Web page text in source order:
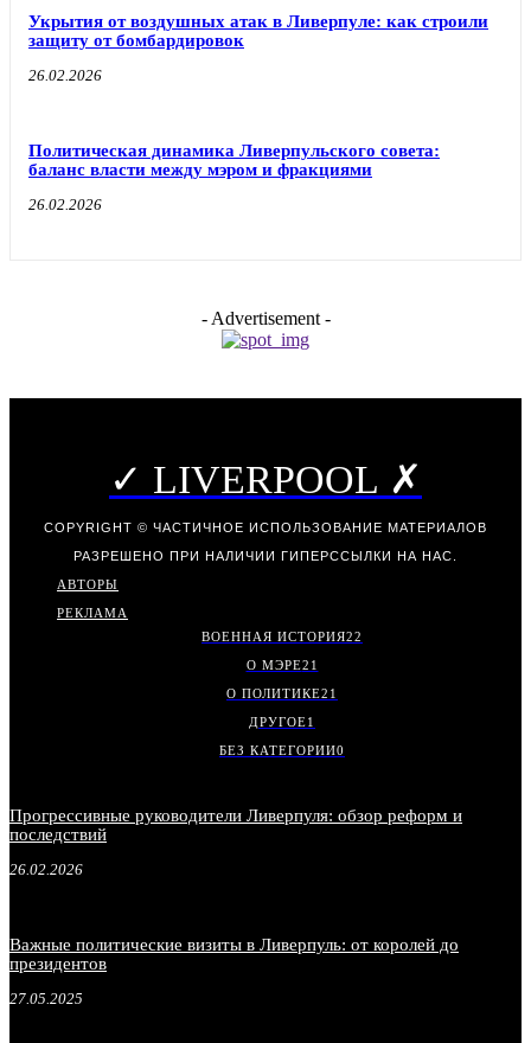
Укрытия от воздушных атак в Ливерпуле: как строили
защиту от бомбардировок
26.02.2026
Политическая динамика Ливерпульского совета:
баланс власти между мэром и фракциями
26.02.2026
- Advertisement -
✓ LIVERPOOL ✗
COPYRIGHT © ЧАСТИЧНОЕ ИСПОЛЬЗОВАНИЕ МАТЕРИАЛОВ
РАЗРЕШЕНО ПРИ НАЛИЧИИ ГИПЕРССЫЛКИ НА НАС.
АВТОРЫ
РЕКЛАМА
ВОЕННАЯ ИСТОРИЯ22
О МЭРЕ21
О ПОЛИТИКЕ21
ДРУГОЕ1
БЕЗ КАТЕГОРИИ0
Прогрессивные руководители Ливерпуля: обзор реформ и
последствий
26.02.2026
Важные политические визиты в Ливерпуль: от королей до
президентов
27.05.2025